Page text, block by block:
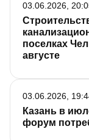
поселках
августе
03.06.2026,
Казань в
форум
03.06.2026,